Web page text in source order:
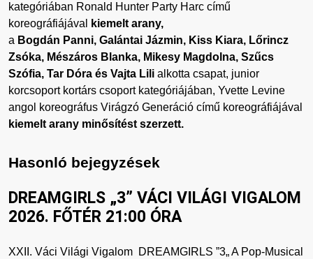
kategóriában Ronald Hunter Party Harc című
koreográfiájával
kiemelt arany,
a Bogdán Panni, Galántai Jázmin, Kiss Kiara, Lőrincz
Zsóka, Mészáros Blanka, Mikesy Magdolna, Szűcs
Szófia, Tar Dóra és Vajta Lili alkotta csapat, junior
korcsoport kortárs csoport kategóriájában, Yvette Levine
angol koreográfus Virágzó Generáció című koreográfiájával
kiemelt arany minősítést szerzett.
Hasonló bejegyzések
DREAMGIRLS „3” VÁCI VILÁGI VIGALOM
2026. FŐTÉR 21:00 ÓRA
XXII. Váci Világi Vigalom DREAMGIRLS ​”3„ A Pop-Musical